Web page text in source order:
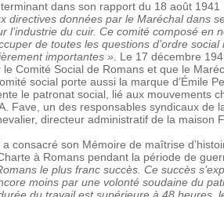
dans son rapport du 18 août
directives données par le Maréchal dans
l’industrie du cuir. Ce comité composé
de toutes les questions d’ordre
importantes » . Le 17 décembre
le Comité Social de Romans et que le
social porte aussi la marque d’Émile
le patronat social, lié aux mouvements
Fave, un des responsables syndicaux
directeur administratif de la maison
consacré son Mémoire de maîtrise
à Romans pendant la période de
le plus franc succès. Ce succès
moins par une volonté soudaine du